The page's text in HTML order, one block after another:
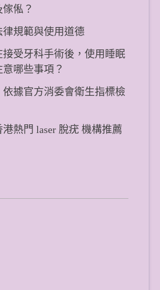
俬？
規範與使用道德
接受牙科手術後，使用睡眠
哪些事項？
依據官方消委會衛生指標檢
熱門 laser 脫疣 機構推薦